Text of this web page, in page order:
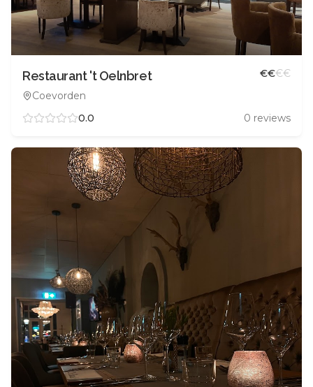
Restaurant 't Oelnbret
Coevorden
€€€€
0.0 0 reviews